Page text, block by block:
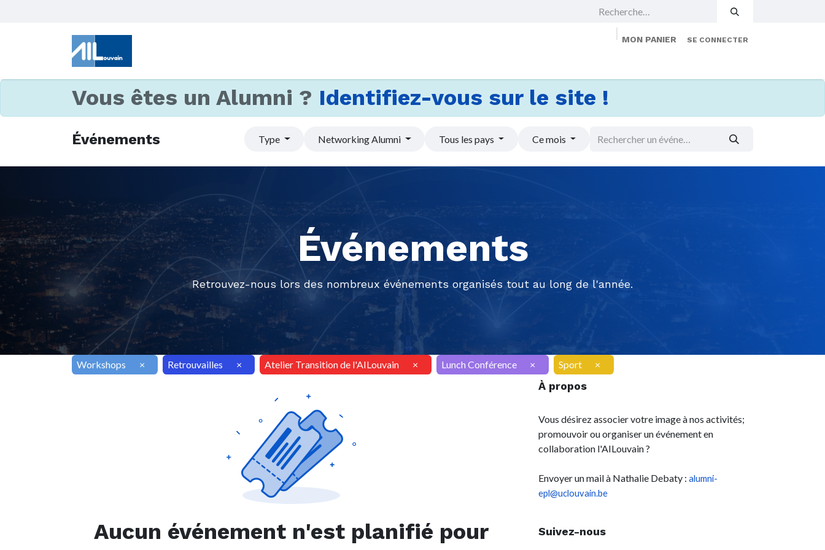
MON PANIER SE CONNECTER
Vous êtes un Alumni ? Identifiez-vous sur le site !
Événements Type Networking Alumni Tous les pays Ce mois
Événements
Retrouvez-nous lors des nombreux événements organisés tout au long de l'année.
Workshops × Retrouvailles × Atelier Transition de l'AILouvain × Lunch Conférence × Sport ×
Aucun événement n'est planifié pour
À propos
Vous désirez associer votre image à nos activités;
promouvoir ou organiser un événement en
collaboration l'AILouvain ?
Envoyer un mail à Nathalie Debaty : alumni-
epl@uclouvain.be
Suivez-nous